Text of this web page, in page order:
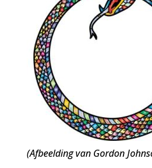
(Afbeelding van Gordon